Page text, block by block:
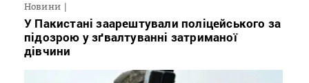
Новини
У Пакистані заарештували поліцейського за
підозрою у зґвалтуванні затриманої
дівчини